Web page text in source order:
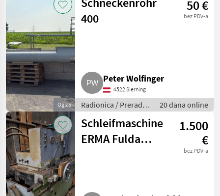
Oglas
400
50 €
bez PDV-a
Peter Wolfinger
4522 Sierning
Radionica / Prerada
metala
20 dana online
Schleifmaschine
ERMA Fulda
1.500
€
bez PDV-a